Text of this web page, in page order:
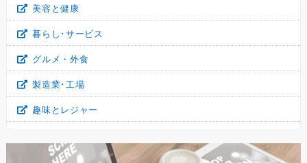
美容と健康
暮らし･サービス
グルメ・外食
製造業･工場
趣味とレジャー